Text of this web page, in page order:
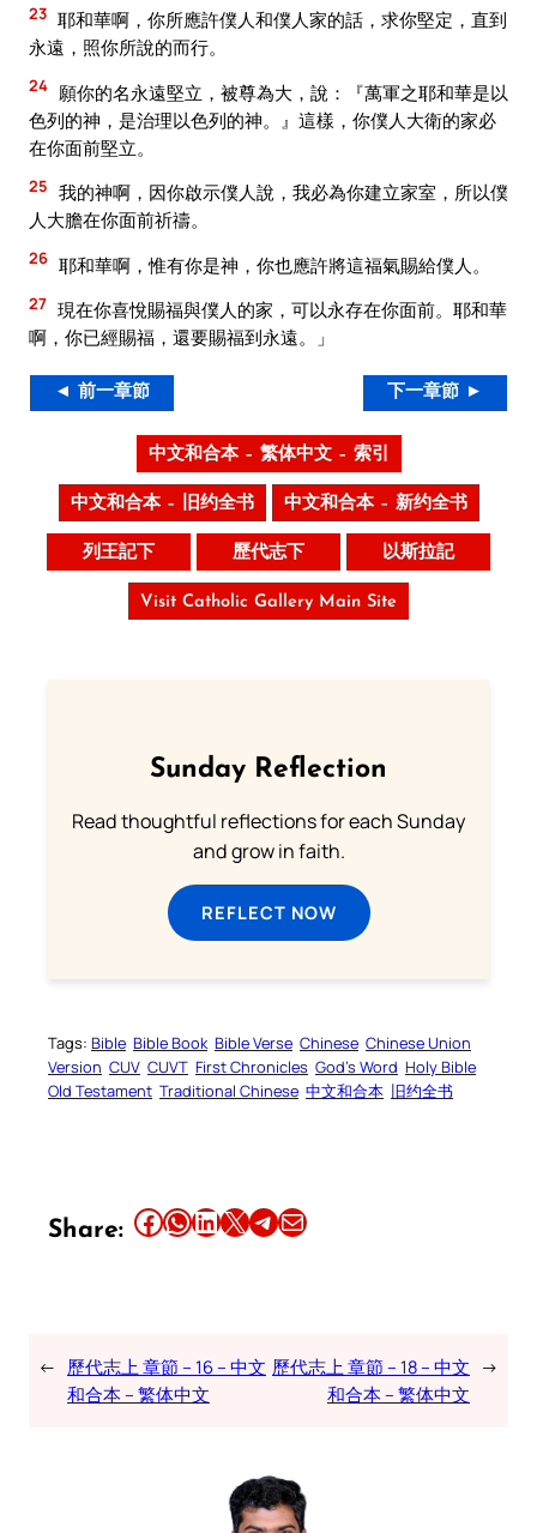
23 耶和華啊，你所應許僕人和僕人家的話，求你堅定，直到
永遠，照你所說的而行。
24 願你的名永遠堅立，被尊為大，說：『萬軍之耶和華是以
色列的神，是治理以色列的神。』這樣，你僕人大衛的家必
在你面前堅立。
25 我的神啊，因你啟示僕人說，我必為你建立家室，所以僕
人大膽在你面前祈禱。
26 耶和華啊，惟有你是神，你也應許將這福氣賜給僕人。
27 現在你喜悅賜福與僕人的家，可以永存在你面前。耶和華
啊，你已經賜福，還要賜福到永遠。」
◄ 前一章節 下一章節 ►
中文和合本 – 繁体中文 – 索引
中文和合本 – 旧约全书 中文和合本 – 新约全书
列王記下 歷代志下 以斯拉記
Visit Catholic Gallery Main Site
Sunday Reflection
Read thoughtful reflections for each Sunday
and grow in faith.
REFLECT NOW
Tags: Bible Bible Book Bible Verse Chinese Chinese Union
Version CUV CUVT First Chronicles God’s Word Holy Bible
Old Testament Traditional Chinese 中文和合本 旧约全书
Share: Share this article on Facebook Share this article on WhatsApp Share this article on LinkedIn Share this article on X Share this article on TelegramEmail this Article
← 歷代志上 章節 – 16 – 中文
和合本 – 繁体中文
歷代志上 章節 – 18 – 中文
和合本 – 繁体中文
→